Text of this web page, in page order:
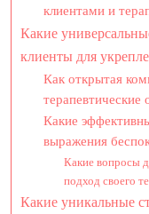
клиентами и
Какие
клиенты для
Как открытая
Какие
выражения
Какие вопросы
подход своего
Какие уникальные